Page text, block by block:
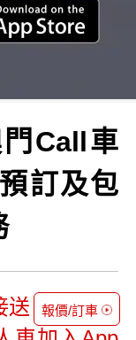
Call車
訂及包
，24小時
報價/訂車